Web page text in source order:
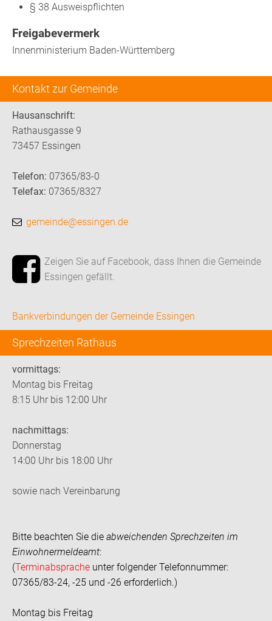
Kontakt zur Gemeinde
Hausanschrift:
Rathausgasse 9
73457 Essingen
Telefon: 07365/83-0
Telefax: 07365/8327
gemeinde@essingen.de
Zeigen Sie auf Facebook, dass Ihnen die Gemeinde
Essingen gefällt.
Bankverbindungen der Gemeinde Essingen
Sprechzeiten Rathaus
vormittags:
Montag bis Freitag
8:15 Uhr bis 12:00 Uhr
nachmittags:
Donnerstag
14:00 Uhr bis 18:00 Uhr
sowie nach Vereinbarung
Bitte beachten Sie die abweichenden Sprechzeiten im
Einwohnermeldeamt:
(Terminabsprache unter folgender Telefonnummer:
07365/83-24, -25 und -26 erforderlich.)
Montag bis Freitag
§ 38 Ausweispflichten
Freigabevermerk
Innenministerium Baden-Württemberg